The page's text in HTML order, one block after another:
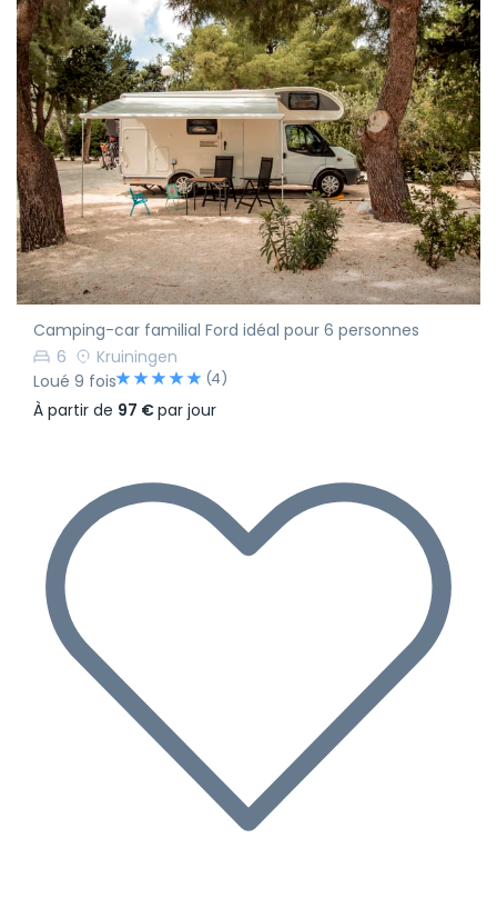
Camping-car familial Ford idéal pour 6 personnes
6
Kruiningen
Loué 9 fois
(4)
À partir de 97 €par jour